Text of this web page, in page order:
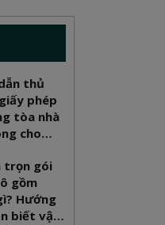
thủ
phép
tòa nhà
cho
trọn gói
gồm
Hướng
biết vật